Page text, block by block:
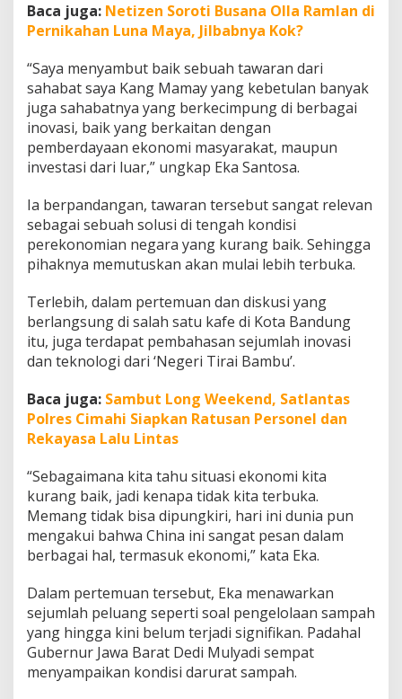
l
a
a
m
a
h
d
a
n
e
r
g
T
e
r
b
a
u
k
a
n
Baca juga: Netizen Soroti Busana Olla Ramlan di
Pernikahan Luna Maya, Jilbabnya Kok?
“Saya menyambut baik sebuah tawaran dari
sahabat saya Kang Mamay yang kebetulan banyak
juga sahabatnya yang berkecimpung di berbagai
inovasi, baik yang berkaitan dengan
pemberdayaan ekonomi masyarakat, maupun
investasi dari luar,” ungkap Eka Santosa.
Ia berpandangan, tawaran tersebut sangat relevan
sebagai sebuah solusi di tengah kondisi
perekonomian negara yang kurang baik. Sehingga
pihaknya memutuskan akan mulai lebih terbuka.
Terlebih, dalam pertemuan dan diskusi yang
berlangsung di salah satu kafe di Kota Bandung
itu, juga terdapat pembahasan sejumlah inovasi
dan teknologi dari ‘Negeri Tirai Bambu’.
Baca juga: Sambut Long Weekend, Satlantas
Polres Cimahi Siapkan Ratusan Personel dan
Rekayasa Lalu Lintas
“Sebagaimana kita tahu situasi ekonomi kita
kurang baik, jadi kenapa tidak kita terbuka.
Memang tidak bisa dipungkiri, hari ini dunia pun
mengakui bahwa China ini sangat pesan dalam
berbagai hal, termasuk ekonomi,” kata Eka.
Dalam pertemuan tersebut, Eka menawarkan
sejumlah peluang seperti soal pengelolaan sampah
yang hingga kini belum terjadi signifikan. Padahal
Gubernur Jawa Barat Dedi Mulyadi sempat
menyampaikan kondisi darurat sampah.